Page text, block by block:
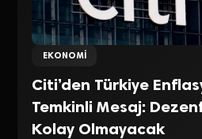
EKONOMI
Citi’den Türkiye
Temkinli Mesaj:
Kolay Olmayacak